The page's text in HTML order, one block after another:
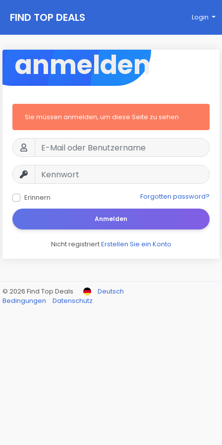
FIND TOP DEALS Login
anmelden
Sie müssen anmelden, um diese Seite zu sehen
Erinnern Forgotten password?
Anmelden
Nicht registriertErstellen Sie ein Konto
© 2026 Find Top Deals
Deutsch
Bedingungen
Datenschutz